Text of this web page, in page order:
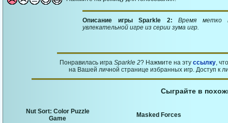
Описание игры Sparkle 2: Время метко
увлекательной игре из серии зума игр.
Понравилась игра Sparkle 2? Нажмите на эту ссылку,
на Вашей личной странице избранных игр. Доступ к
Сыграйте в
Nut Sort: Color Puzzle
Game
Masked Forces